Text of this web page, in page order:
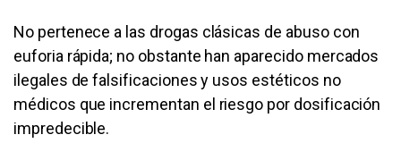
No pertenece a las drogas clásicas de abuso con
euforia rápida; no obstante han aparecido mercados
ilegales de falsificaciones y usos estéticos no
médicos que incrementan el riesgo por dosificación
impredecible.